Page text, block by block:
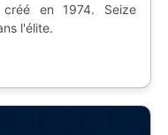
en 1974. Seize
l'élite.